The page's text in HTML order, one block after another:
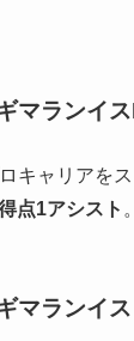
マランイ
キャリアをス
点1アシスト
マランイ